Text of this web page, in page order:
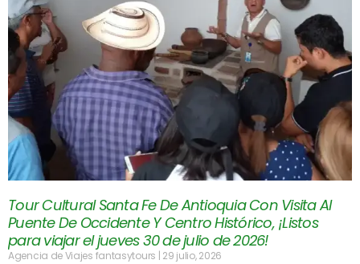
Tour Cultural Santa Fe De Antioquia Con Visita Al
Puente De Occidente Y Centro Histórico, ¡Listos
para viajar el jueves 30 de julio de 2026!
Agencia de Viajes fantasytours 29 julio, 2026